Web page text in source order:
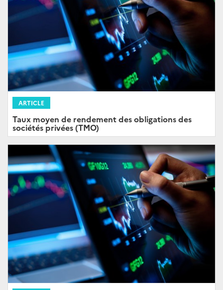
ARTICLE
Taux moyen de rendement des obligations des
sociétés privées (TMO)